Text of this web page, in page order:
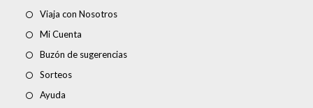
Viaja con Nosotros
Mi Cuenta
Buzón de sugerencias
Sorteos
Ayuda